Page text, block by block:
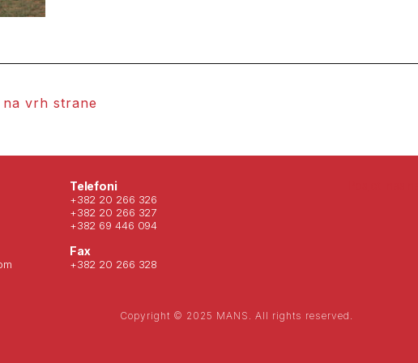
na vrh strane
Telefoni
+382 20 266 326
+382 20 266 327
+382 69 446 094
Fax
+382 20 266 328
Copyright © 2025 MANS. All rights reserved.